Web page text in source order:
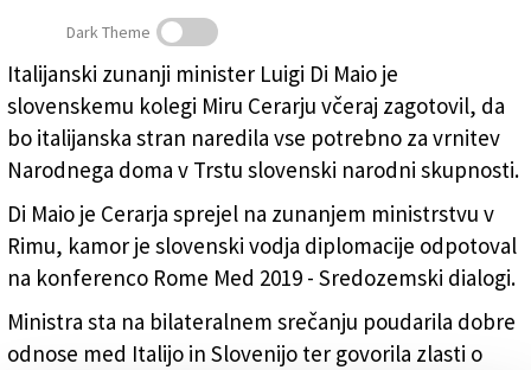
Včerajšnje srečanje med zunanjima ministroma Di
Maiom in Cerarjem (ANSA)
Dark Theme
Italijanski zunanji minister Luigi Di Maio je
slovenskemu kolegi Miru Cerarju včeraj zagotovil, da
bo italijanska stran naredila vse potrebno za vrnitev
Narodnega doma v Trstu slovenski narodni skupnosti.
Di Maio je Cerarja sprejel na zunanjem ministrstvu v
Rimu, kamor je slovenski vodja diplomacije odpotoval
na konferenco Rome Med 2019 - Sredozemski dialogi.
Ministra sta na bilateralnem srečanju poudarila dobre
odnose med Italijo in Slovenijo ter govorila zlasti o